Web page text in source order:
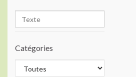
Catégories